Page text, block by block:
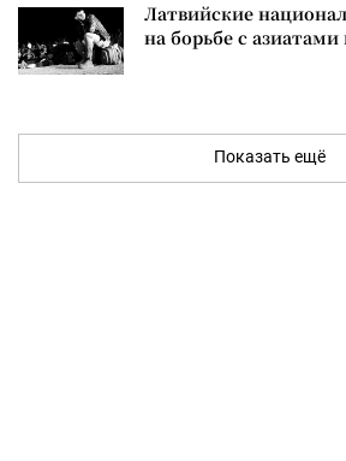
Латвийские
на борьбе с
Показать ещё